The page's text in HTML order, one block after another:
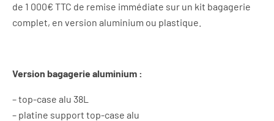
de 1 000€ TTC de remise immédiate sur un kit bagagerie
complet, en version aluminium ou plastique.
Version bagagerie aluminium :
– top-case alu 38L
– platine support top-case alu